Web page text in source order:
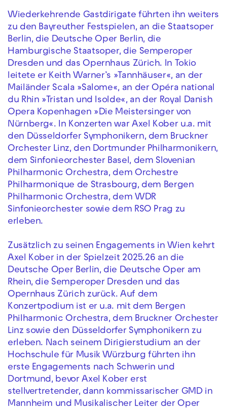
Wiederkehrende Gastdirigate führten ihn weiters
zu den Bayreuther Festspielen, an die Staatsoper
Berlin, die Deutsche Oper Berlin, die
Hamburgische Staatsoper, die Semperoper
Dresden und das Opernhaus Zürich. In Tokio
leitete er Keith Warner’s »Tannhäuser«, an der
Mailänder Scala »Salome«, an der Opéra national
du Rhin »Tristan und Isolde«, an der Royal Danish
Opera Kopenhagen »Die Meistersinger von
Nürnberg«. In Konzerten war Axel Kober u.a. mit
den Düsseldorfer Symphonikern, dem Bruckner
Orchester Linz, den Dortmunder Philharmonikern,
dem Sinfonieorchester Basel, dem Slovenian
Philharmonic Orchestra, dem Orchestre
Philharmonique de Strasbourg, dem Bergen
Philharmonic Orchestra, dem WDR
Sinfonieorchester sowie dem RSO Prag zu
erleben.
Zusätzlich zu seinen Engagements in Wien kehrt
Axel Kober in der Spielzeit 2025.26 an die
Deutsche Oper Berlin, die Deutsche Oper am
Rhein, die Semperoper Dresden und das
Opernhaus Zürich zurück. Auf dem
Konzertpodium ist er u.a. mit dem Bergen
Philharmonic Orchestra, dem Bruckner Orchester
Linz sowie den Düsseldorfer Symphonikern zu
erleben. Nach seinem Dirigierstudium an der
Hochschule für Musik Würzburg führten ihn
erste Engagements nach Schwerin und
Dortmund, bevor Axel Kober erst
stellvertretender, dann kommissarischer GMD in
Mannheim und Musikalischer Leiter der Oper